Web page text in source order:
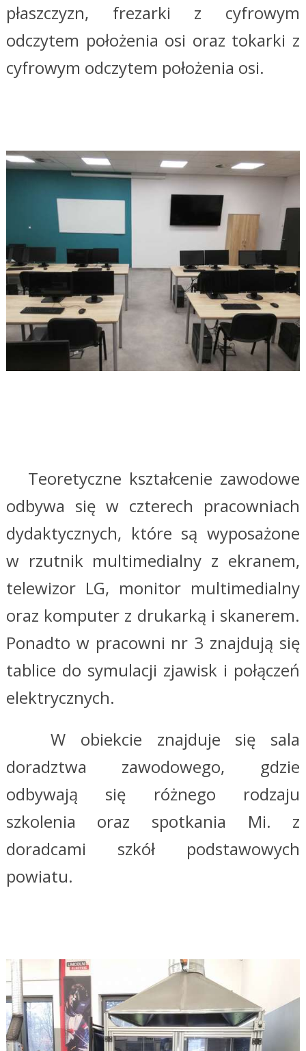
płaszczyzn, frezarki z cyfrowym
odczytem położenia osi oraz tokarki z
cyfrowym odczytem położenia osi.
Teoretyczne kształcenie zawodowe
odbywa się w czterech pracowniach
dydaktycznych, które są wyposażone
w rzutnik multimedialny z ekranem,
telewizor LG, monitor multimedialny
oraz komputer z drukarką i skanerem.
Ponadto w pracowni nr 3 znajdują się
tablice do symulacji zjawisk i połączeń
elektrycznych.
W obiekcie znajduje się sala
doradztwa zawodowego, gdzie
odbywają się różnego rodzaju
szkolenia oraz spotkania Mi. z
doradcami szkół podstawowych
powiatu.